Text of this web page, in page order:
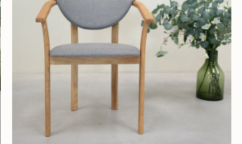
Oxford NordicStory
Mauritz NordicStory
Milan NordicStory
Moritz NordicStory
Regal NordicStory